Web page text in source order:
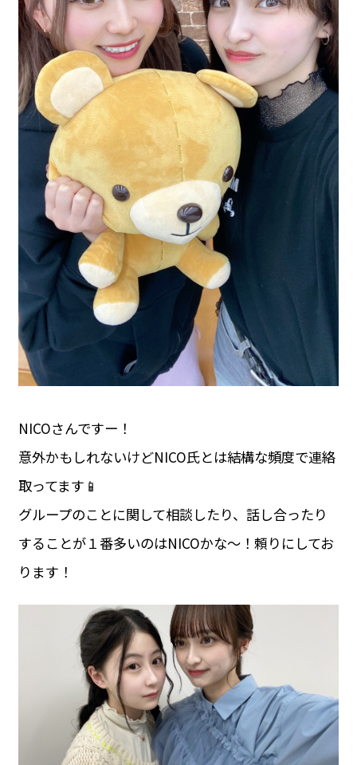
NICOさんですー！
意外かもしれないけどNICO氏とは結構な頻度で連絡
取ってます📱
グループのことに関して相談したり、話し合ったり
することが１番多いのはNICOかな〜！頼りにしてお
ります！